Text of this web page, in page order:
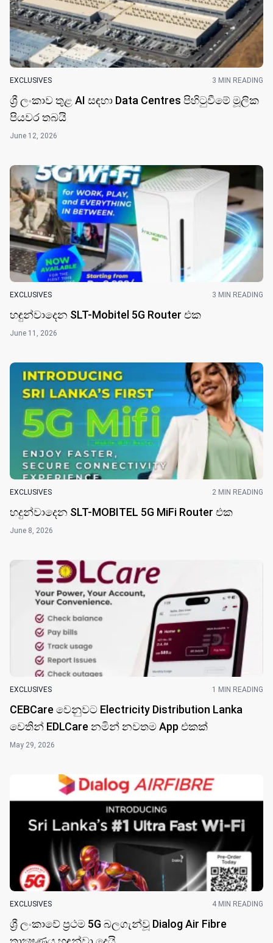
EXCLUSIVES 3 MIN READING
ශ්‍රී ලංකාව තුළ AI සඳහා Data Centres පිහිටුවීමේ මූලික
පියවර තබයි
June 12, 2026
EXCLUSIVES 3 MIN READING
හඳුන්වාදෙන SLT-Mobitel 5G Router එක
June 11, 2026
EXCLUSIVES 2 MIN READING
හදුන්වාදෙන SLT-MOBITEL 5G MiFi Router එ​ක
June 8, 2026
EXCLUSIVES 1 MIN READING
CEBCare වෙනුවට Electricity Distribution Lanka
වෙතින් EDLCare නමින් නවතම App එකක්
May 29, 2026
EXCLUSIVES 4 MIN READING
ශ්‍රී ලංකාවේ ප්‍රථම 5G බලගැන්වූ Dialog Air Fibre